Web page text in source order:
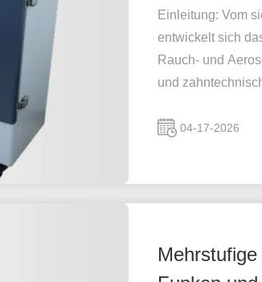
Einleitung: Vom
entwickelt sich
Rauch- und
und
04-17-2026